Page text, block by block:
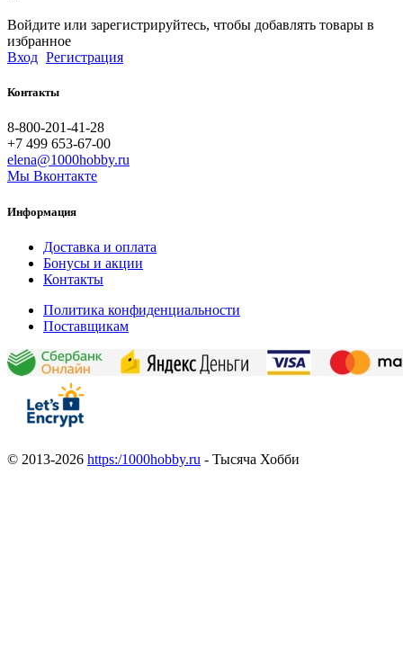
Войдите или зарегистрируйтесь, чтобы добавлять товары в
избранное
Вход Регистрация
Контакты
8-800-201-41-28
+7 499 653-67-00
elena@1000hobby.ru
Мы Вконтакте
Информация
Доставка и оплата
Бонусы и акции
Контакты
Политика конфиденциальности
Поставщикам
© 2013-2026 https:/1000hobby.ru - Тысяча Хобби